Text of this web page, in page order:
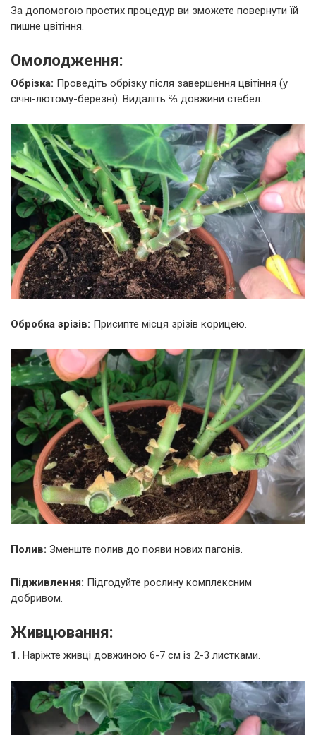
За допомогою простих процедур ви зможете повернути їй
пишне цвітіння.
Омолодження:
Обрізка: Проведіть обрізку після завершення цвітіння (у
січні-лютому-березні). Видаліть ⅔ довжини стебел.
Обробка зрізів: Присипте місця зрізів корицею.
Полив: Зменште полив до появи нових пагонів.
Підживлення: Підгодуйте рослину комплексним
добривом.
Живцювання:
1. Наріжте живці довжиною 6-7 см із 2-3 листками.